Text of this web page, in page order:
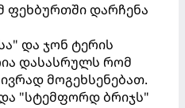
ფეხბურთში დარჩენა
და ჯონ ტერის
დასასრულს რომ
მოგეხსენებათ.
"სტემფორდ ბრიჯს"